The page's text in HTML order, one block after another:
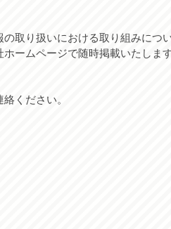
取り扱いにおける取り組みにつ
ームページで随時掲載いたします
ください。